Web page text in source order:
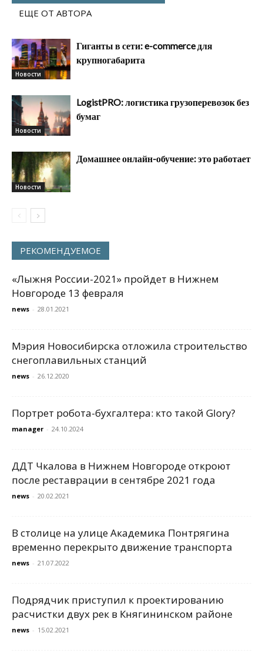
ЕЩЕ ОТ АВТОРА
Новости
Гиганты в сети: e-commerce для
крупногабарита
Новости
LogistPRO: логистика грузоперевозок без
бумаг
Новости
Домашнее онлайн-обучение: это работает
РЕКОМЕНДУЕМОЕ
«Лыжня России-2021» пройдет в Нижнем
Новгороде 13 февраля
news - 28.01.2021
Мэрия Новосибирска отложила строительство
снегоплавильных станций
news - 26.12.2020
Портрет робота-бухгалтера: кто такой Glory?
manager - 24.10.2024
ДДТ Чкалова в Нижнем Новгороде откроют
после реставрации в сентябре 2021 года
news - 20.02.2021
В столице на улице Академика Понтрягина
временно перекрыто движение транспорта
news - 21.07.2022
Подрядчик приступил к проектированию
расчистки двух рек в Княгининском районе
news - 15.02.2021